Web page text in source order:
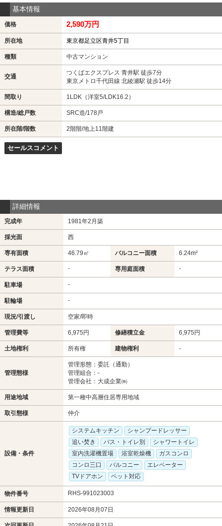
基本情報
価格 2,590万円
所在地 東京都足立区青井5丁目
種類 中古マンション
交通
つくばエクスプレス 青井駅 徒歩7分
東京メトロ千代田線 北綾瀬駅 徒歩14分
間取り 1LDK（洋室5/LDK16.2）
構造/総戸数 SRC造/178戸
所在階/階数 2階階/地上11階建
セールスコメント
詳細情報
完成年 1981年2月築
採光面 西
専有面積 46.79㎡ バルコニー面積 6.24m²
テラス面積 - 専用庭面積 -
駐車場 -
駐輪場 -
現況/引渡し 空家/即時
管理費等 6,975円 修繕積立金 6,975円
土地権利 所有権 建物権利 -
管理態様
管理形態：委託（通勤）
管理組合：-
管理会社：大成企業㈱
用途地域 第一種中高層住居専用地域
取引態様 仲介
設備・条件
システムキッチン
シャンプードレッサー
追い焚き
バス・トイレ別
シャワートイレ
室内洗濯機置場
浴室乾燥機
ガスコンロ
コンロ三口
バルコニー
エレベーター
TVドアホン
ペット対応
物件番号 RHS-991023003
情報更新日 2026年08月07日